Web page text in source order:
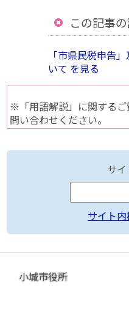
この記事
「市県民税申告
いて を見る
※「用語解説」に関する
問い合わせください。
サ
サイト
小城市役所